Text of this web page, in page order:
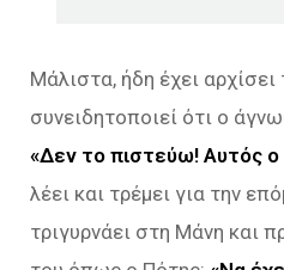
Μάλιστα, ήδη έχει
συνειδητοποιεί ότι ο
«Δεν το πιστεύω! Αυτός ο
λέει και τρέμει για την
τριγυρνάει στη Μάνη και